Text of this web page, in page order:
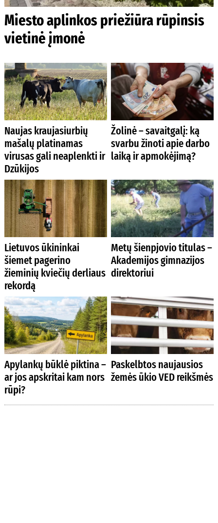
Miesto aplinkos priežiūra rūpinsis
vietinė įmonė
Naujas kraujasiurbių
mašalų platinamas
virusas gali neaplenkti ir
Dzūkijos
Žolinė – savaitgalį: ką
svarbu žinoti apie darbo
laiką ir apmokėjimą?
Lietuvos ūkininkai
šiemet pagerino
žieminių kviečių derliaus
rekordą
Metų šienpjovio titulas –
Akademijos gimnazijos
direktoriui
Apylankų būklė piktina –
ar jos apskritai kam nors
rūpi?
Paskelbtos naujausios
žemės ūkio VED reikšmės